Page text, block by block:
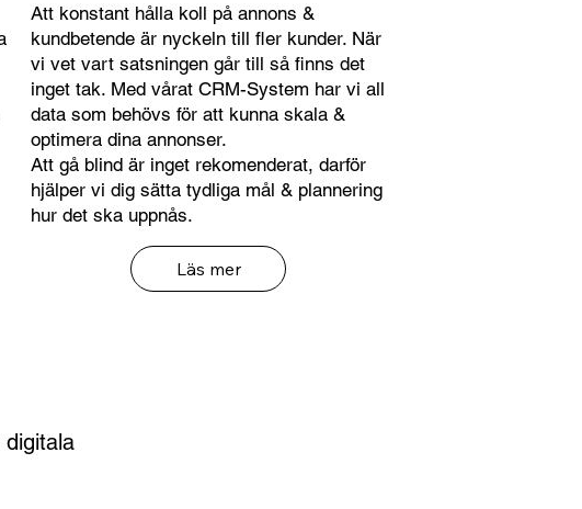
Att konstant hålla koll på annons &
kundbetende är nyckeln till fler kunder. När
vi vet vart satsningen går till så finns det
inget tak. Med vårat CRM-System har vi all
data som behövs för att kunna skala &
optimera dina annonser.
Att gå blind är inget rekomenderat, darför
hjälper vi dig sätta tydliga mål & plannering
hur det ska uppnås.
Läs mer